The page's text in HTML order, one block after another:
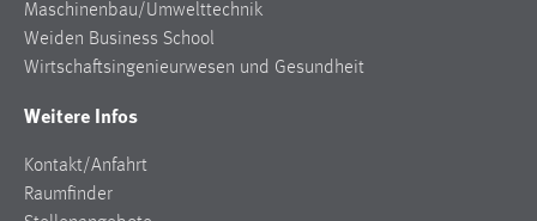
Maschinenbau/Umwelttechnik
Weiden Business School
Wirtschaftsingenieurwesen und Gesundheit
Weitere Infos
Kontakt/Anfahrt
Raumfinder